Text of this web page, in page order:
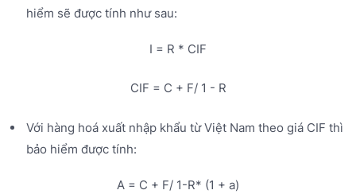
hiểm sẽ được tính như sau:
I = R * CIF
CIF = C + F/ 1 - R
Với hàng hoá xuất nhập khẩu từ Việt Nam theo giá CIF thì
bảo hiểm được tính:
A = C + F/ 1-R* (1 + a)